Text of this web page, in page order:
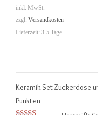
inkl. MwSt.
zzgl. Versandkosten
Lieferzeit: 3-5 Tage
Keramik Set Zuckerdose
Punkten